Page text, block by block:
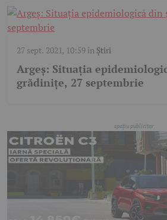
27 sept. 2021, 10:59în Știri
Argeş: Situaţia
grădiniţe, 27 septembrie